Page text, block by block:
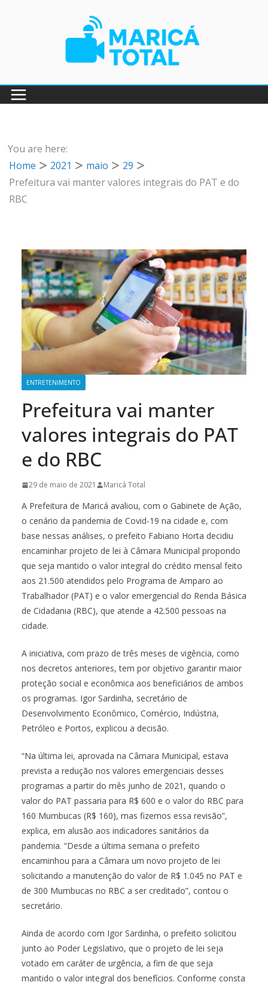
You are here:
Home
2021 maio
29
Prefeitura vai manter valores integrais do PAT e do
RBC
ENTRETENIMENTO
Prefeitura vai manter
valores integrais do PAT
e do RBC
29 de maio de 2021 Maricá Total
A Prefeitura de Maricá avaliou, com o Gabinete de Ação,
o cenário da pandemia de Covid-19 na cidade e, com
base nessas análises, o prefeito Fabiano Horta decidiu
encaminhar projeto de lei à Câmara Municipal propondo
que seja mantido o valor integral do crédito mensal feito
aos 21.500 atendidos pelo Programa de Amparo ao
Trabalhador (PAT) e o valor emergencial do Renda Básica
de Cidadania (RBC), que atende a 42.500 pessoas na
cidade.
A iniciativa, com prazo de três meses de vigência, como
nos decretos anteriores, tem por objetivo garantir maior
proteção social e econômica aos beneficiários de ambos
os programas. Igor Sardinha, secretário de
Desenvolvimento Econômico, Comércio, Indústria,
Petróleo e Portos, explicou a decisão.
“Na última lei, aprovada na Câmara Municipal, estava
prevista a redução nos valores emergenciais desses
programas a partir do mês junho de 2021, quando o
valor do PAT passaria para R$ 600 e o valor do RBC para
160 Mumbucas (R$ 160), mas fizemos essa revisão”,
explica, em alusão aos indicadores sanitários da
pandemia. “Desde a última semana o prefeito
encaminhou para a Câmara um novo projeto de lei
solicitando a manutenção do valor de R$ 1.045 no PAT e
de 300 Mumbucas no RBC a ser creditado”, contou o
secretário.
Ainda de acordo com Igor Sardinha, o prefeito solicitou
junto ao Poder Legislativo, que o projeto de lei seja
votado em caráter de urgência, a fim de que seja
mantido o valor integral dos benefícios. Conforme consta